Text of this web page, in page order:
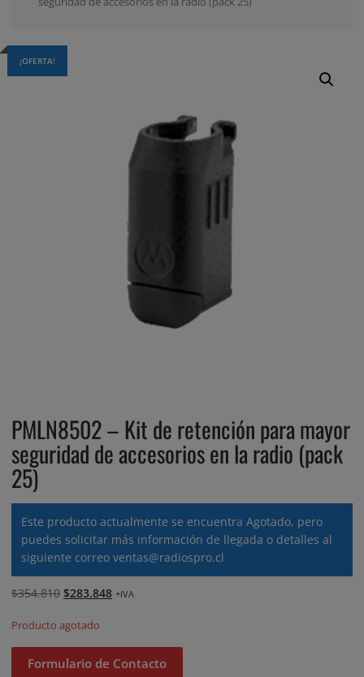
¡OFERTA!
PMLN8502 – Kit de retención para mayor
seguridad de accesorios en la radio (pack
25)
Este producto actualmente se encuentra Agotado, pero
puedes solicitar más información de llegada o detalles al
siguiente correo ventas@radiospro.cl
$354.810 El
original
era:
$354.810.
$283.848El
es:
$283.848.
+IVA
Producto agotado
Formulario de Contacto